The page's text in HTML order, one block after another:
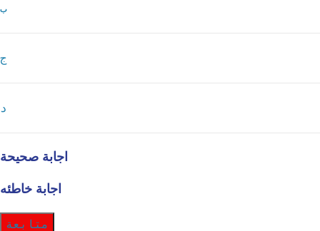
ب
ج
د
اجابة صحيحة
اجابة خاطئه
متابعة